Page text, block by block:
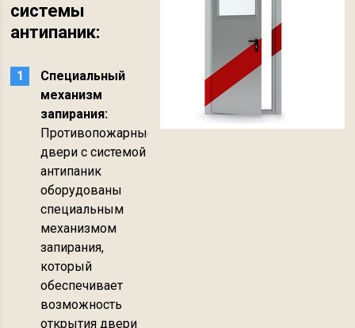
системы
антипаник:
Специальный
механизм
запирания:
Противопожарные
двери с системой
антипаник
оборудованы
специальным
механизмом
запирания,
который
обеспечивает
возможность
открытия двери